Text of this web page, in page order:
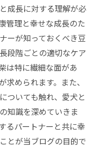
成長に対する理解が必
管理と幸せな成長のた
ーが知っておくべき豆
段階ごとの適切なケア
は特に繊細な面があ
求められます。また、
ついても触れ、愛犬と
知識を深めていきま
るパートナーと共に幸
とが当ブログの目的で